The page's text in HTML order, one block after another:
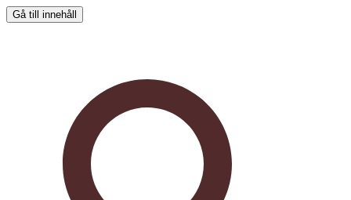
Gå till innehåll